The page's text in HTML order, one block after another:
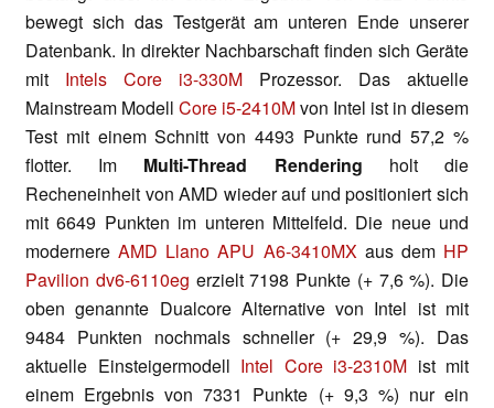
bewegt sich das Testgerät am unteren Ende unserer
Datenbank. In direkter Nachbarschaft finden sich Geräte
mit Intels Core i3-330M Prozessor. Das aktuelle
Mainstream Modell Core i5-2410Mvon Intel ist in diesem
Test mit einem Schnitt von 4493 Punkte rund 57,2 %
flotter. Im Multi-Thread Rendering holt die
Recheneinheit von AMD wieder auf und positioniert sich
mit 6649 Punkten im unteren Mittelfeld. Die neue und
modernereAMD Llano APU A6-3410MXaus dem HP
Pavilion dv6-6110eg erzielt 7198 Punkte (+ 7,6 %). Die
oben genannte Dualcore Alternative von Intel ist mit
9484 Punkten nochmals schneller (+ 29,9 %). Das
aktuelle Einsteigermodell Intel Core i3-2310M ist mit
einem Ergebnis von 7331 Punkte (+ 9,3 %) nur ein